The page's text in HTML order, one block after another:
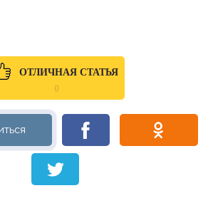
ОТЛИЧНАЯ СТАТЬЯ
0